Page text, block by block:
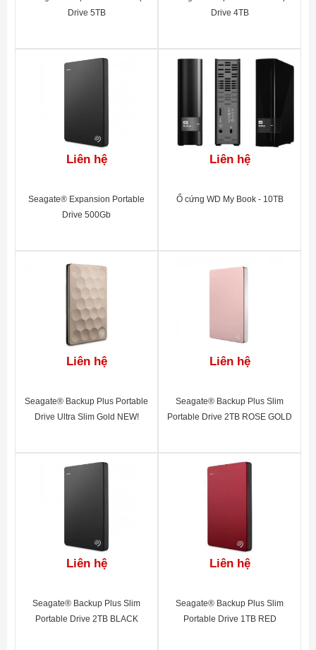
Drive 5TB
Drive 4TB
Liên hệ
Seagate® Expansion Portable
Drive 500Gb
Liên hệ
Ổ cứng WD My Book - 10TB
Liên hệ
Seagate® Backup Plus Portable
Drive Ultra Slim Gold NEW!
Liên hệ
Seagate® Backup Plus Slim
Portable Drive 2TB ROSE GOLD
Liên hệ
Seagate® Backup Plus Slim
Portable Drive 2TB BLACK
Liên hệ
Seagate® Backup Plus Slim
Portable Drive 1TB RED